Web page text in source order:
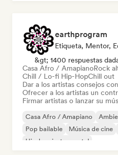
earthprogram
Etiqueta, Mentor,
&gt; 1400 respuestas
Casa Afro / AmapianoRock
Chill / Lo-fi Hip-HopChill out
Dar a los artistas consejos
Ofrecer a los artistas un
Firmar artistas o lanzar su
Casa Afro / Amapiano
Pop bailable
Música de cine
Hip-hop instrumental